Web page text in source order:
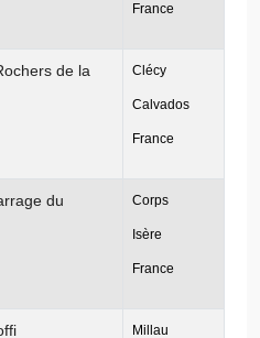
France
de la
Clécy
Calvados
France
du
Corps
Isère
France
Millau